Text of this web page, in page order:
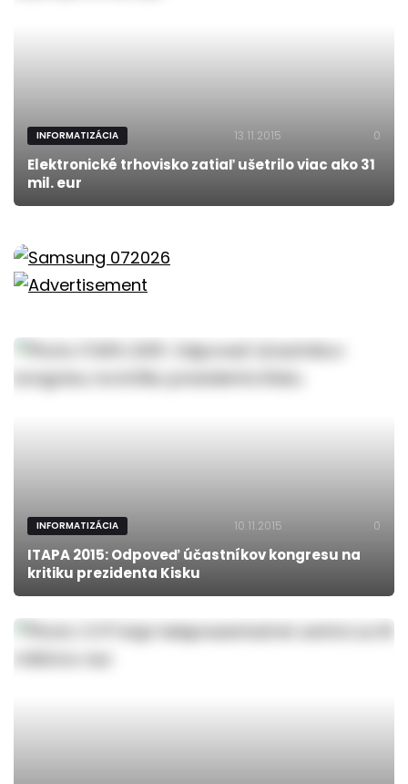
INFORMATIZÁCIA 13.11.2015 0
Elektronické trhovisko zatiaľ ušetrilo viac ako 31
mil. eur
INFORMATIZÁCIA 10.11.2015 0
ITAPA 2015: Odpoveď účastníkov kongresu na
kritiku prezidenta Kisku